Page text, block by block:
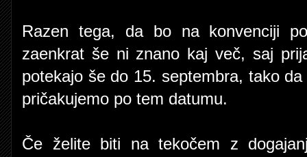
Razen tega, da bo na konvenciji
zaenkrat še ni znano kaj več, saj
potekajo še do 15. septembra, tako
pričakujemo po tem datumu.
Če želite biti na tekočem z